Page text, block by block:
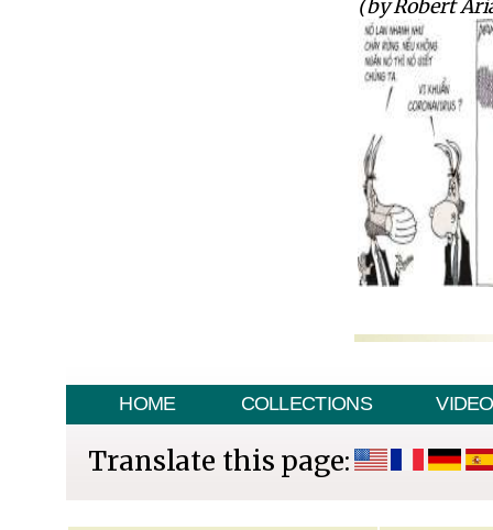
(by Robert
HOME COLLECTIONS VIDEO
Translate this page: